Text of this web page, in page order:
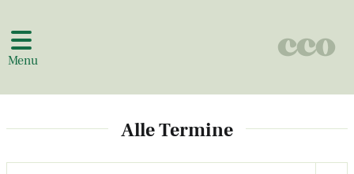
Menu
Alle Termine